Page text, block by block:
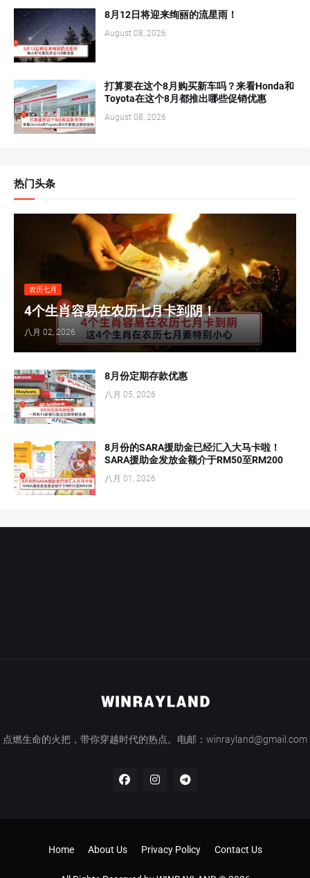
8月12日将迎来绚丽的流星雨！
August 08, 2026
打算要在这个8月购买新车吗？来看Honda和
Toyota在这个8月都推出哪些促销优惠
August 08, 2026
热门头条
农历七月
4个生肖容易在农历七月卡到阴！
八月 02, 2026
8月份定期存款优惠
八月 05, 2026
8月份的SARA援助金已经汇入大马卡啦！
SARA援助金发放金额介于RM50至RM200
八月 01, 2026
点燃生命的火把，带你穿越时代的热点。电邮：winrayland@gmail.com
Home About Us Privacy Policy Contact Us